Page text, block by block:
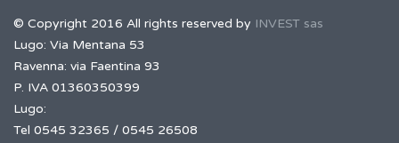
© Copyright 2016 All rights reserved by INVEST sas
Lugo: Via Mentana 53
Ravenna: via Faentina 93
P. IVA 01360350399
Lugo:
Tel 0545 32365 / 0545 26508